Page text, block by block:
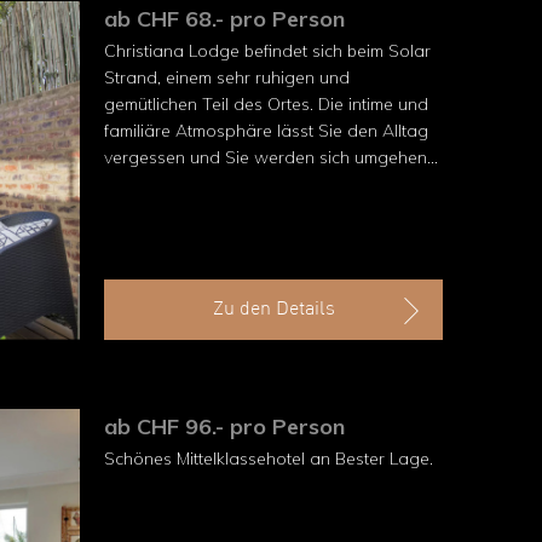
ab CHF 68.- pro Person
Christiana Lodge befindet sich beim Solar
Strand, einem sehr ruhigen und
gemütlichen Teil des Ortes. Die intime und
familiäre Atmosphäre lässt Sie den Alltag
vergessen und Sie werden sich umgehend
Zu den Details
ab CHF 96.- pro Person
Schönes Mittelklassehotel an Bes­ter Lage.